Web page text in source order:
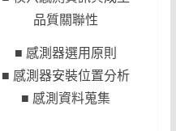
品質關聯性
■ 感測器選用原則
■ 感測器安裝位置分析
■ 感測資料蒐集